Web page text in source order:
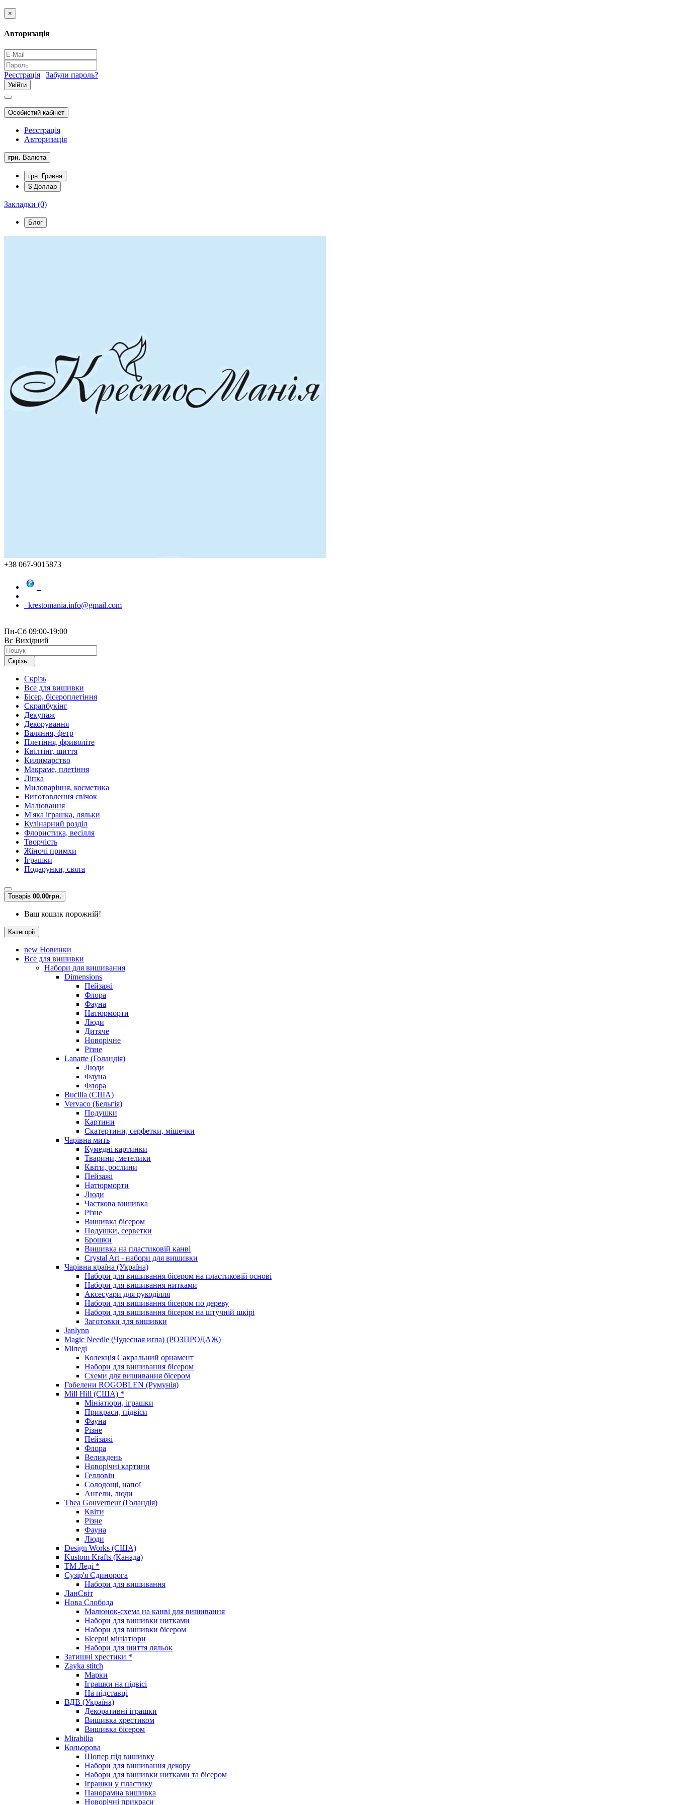
×
Авторизація
Реєстрація | Забули пароль?
Особистий кабінет
Реєстрація
Авторизація
грн. Валюта
грн. Гривня
$ Доллар
Закладки (0)
Блог
+38 067-9015873
krestomania.info@gmail.com
Пн-Сб 09:00-19:00
Вс Вихідний
Скрізь
Скрізь
Все для вишивки
Бісер, бісероплетіння
Скрапбукінг
Декупаж
Декорування
Валяння, фетр
Плетіння, фриволіте
Квілтінг, шиття
Килимарство
Макраме, плетіння
Ліпка
Миловаріння, косметика
Виготовлення свічок
Малювання
М'яка іграшка, ляльки
Кулінарний розділ
Флористика, весілля
Творчість
Жіночі примхи
Іграшки
Подарунки, свята
Товарів 00.00грн.
Ваш кошик порожній!
Категорії
new Новинки
Все для вишивки
Набори для вишивання
Dimensions
Пейзажі
Флора
Фауна
Натюрморти
Люди
Дитяче
Новорічне
Різне
Lanarte (Голандія)
Люди
Фауна
Флора
Bucilla (США)
Vervaco (Бельгія)
Подушки
Картини
Скатертини, серфетки, мішечки
Чарiвна мить
Кумедні картинки
Тварини, метелики
Квіти, рослини
Пейзажі
Натюрморти
Люди
Часткова вишивка
Різне
Вишивка бісером
Подушки, серветки
Брошки
Вишивка на пластиковій канві
Crystal Art - набори для вишивки
Чарівна країна (Україна)
Набори для вишивання бісером на пластиковій основі
Набори для вишивання нитками
Аксесуари для рукоділля
Набори для вишивання бісером по дереву
Набори для вишивання бісером на штучній шкірі
Заготовки для вишивки
Janlynn
Magic Needle (Чудесная игла) (РОЗПРОДАЖ)
Міледі
Колекція Сакральний орнамент
Набори для вишивання бісером
Схеми для вишивання бісером
Гобелени ROGOBLEN (Румунія)
Mill Hill (США) *
Мініатюри, іграшки
Прикраси, підвіси
Фауна
Різне
Пейзажі
Флора
Великдень
Новорічні картини
Гелловін
Солодощі, напої
Ангели, люди
Thea Gouverneur (Голандія)
Квіти
Різне
Фауна
Люди
Design Works (США)
Kustom Krafts (Канада)
ТМ Леді *
Сузір'я Єдинорога
Набори для вишивання
ЛанСвіт
Нова Слобода
Малюнок-схема на канві для вишивання
Набори для вишивки нитками
Набори для вишивки бісером
Бісерні мініатюри
Набори для шиття ляльок
Затишні хрестики *
Zayka stitch
Марки
Іграшки на підвісі
На підставці
ВДВ (Україна)
Декоративні іграшки
Вишивка хрестиком
Вишивка бісером
Mirabilia
Кольорова
Шопер під вишивку
Набори для вишивання декору
Набори для вишивки нитками та бісером
Іграшки у пластику
Панорамна вишивка
Новорічні прикраси